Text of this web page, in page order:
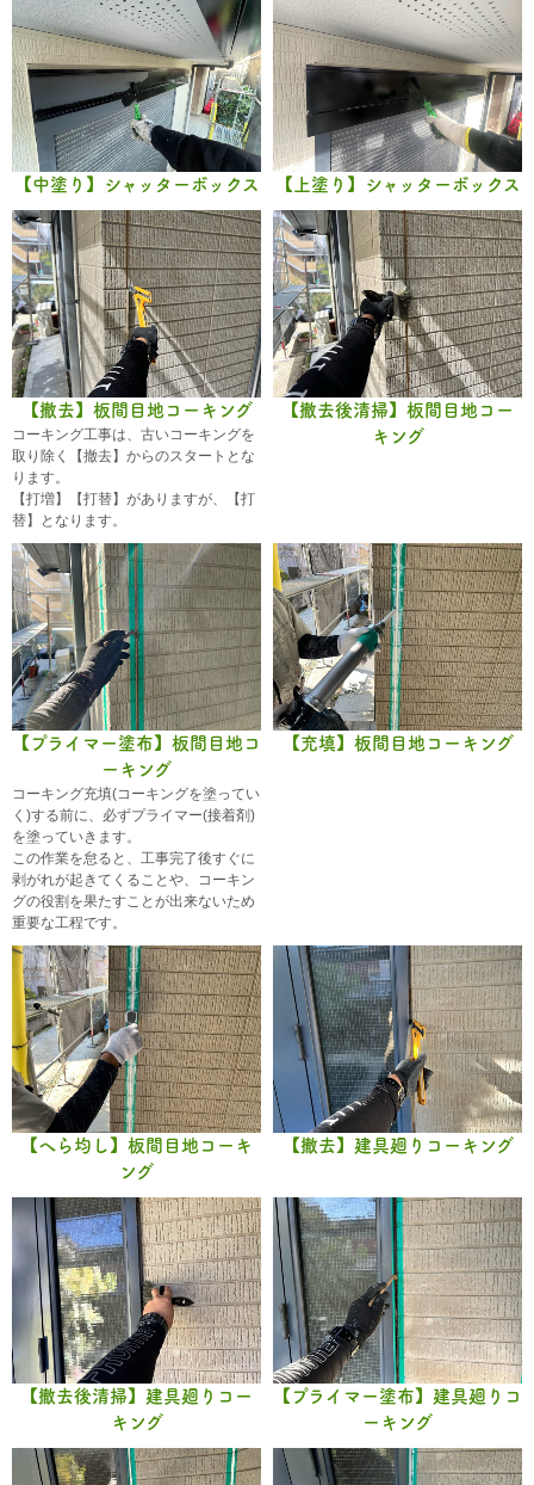
【中塗り】シャッターボックス 【上塗り】シャッターボックス
【撤去】板間目地コーキング
コーキング工事は、古いコーキングを
取り除く【撤去】からのスタートとな
ります。
【打増】【打替】がありますが、【打
替】となります。
【撤去後清掃】板間目地コー
キング
【プライマー塗布】板間目地コ
ーキング
コーキング充填(コーキングを塗ってい
く)する前に、必ずプライマー(接着剤)
を塗っていきます。
この作業を怠ると、工事完了後すぐに
剥がれが起きてくることや、コーキン
グの役割を果たすことが出来ないため
重要な工程です。
【充填】板間目地コーキング
【へら均し】板間目地コーキ
ング
【撤去】建具廻りコーキング
【撤去後清掃】建具廻りコー
キング
【プライマー塗布】建具廻りコ
ーキング